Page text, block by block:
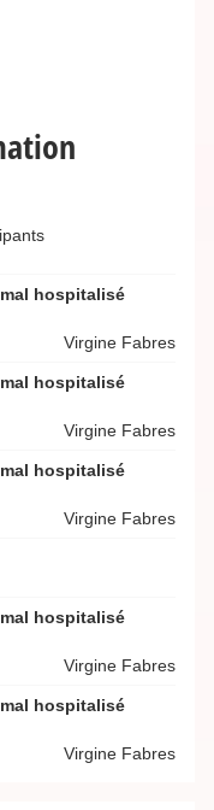
hospitalisé
Virgine Fabres
hospitalisé
Virgine Fabres
hospitalisé
Virgine Fabres
hospitalisé
Virgine Fabres
hospitalisé
Virgine Fabres